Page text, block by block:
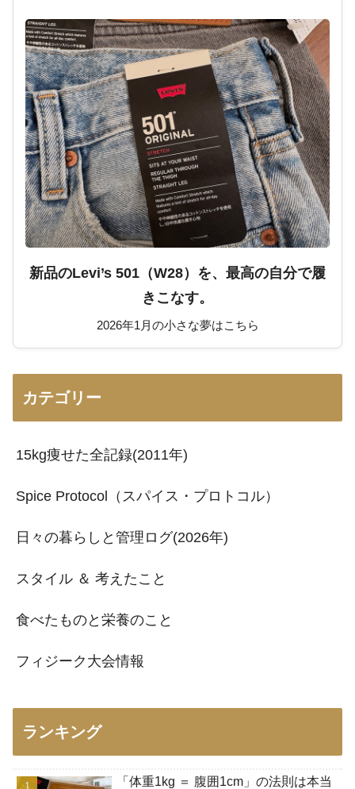
新品のLevi’s 501（W28）を、最高の自分で履
きこなす。
2026年1月の小さな夢はこちら
カテゴリー
15kg痩せた全記録(2011年)
Spice Protocol（スパイス・プロトコル）
日々の暮らしと管理ログ(2026年)
スタイル ＆ 考えたこと
食べたものと栄養のこと
フィジーク大会情報
ランキング
「体重1kg ＝ 腹囲1cm」の法則は本当